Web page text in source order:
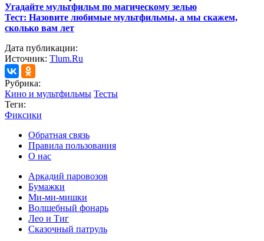
Угадайте мультфильм по магическому зелью
Тест: Назовите любимые мультфильмы, а мы скажем,
сколько вам лет
Дата публикации:
Источник: Tlum.Ru
Рубрика:
Кино и мультфильмы Тесты
Теги:
Фиксики
Обратная связь
Правила пользования
О нас
Аркадий паровозов
Бумажки
Ми-ми-мишки
Волшебный фонарь
Лео и Тиг
Сказочный патруль